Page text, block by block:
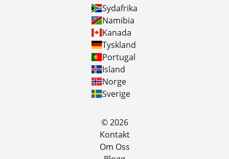
Sydafrika
Namibia
Kanada
Tyskland
Portugal
Island
Norge
Sverige
© 2026
Kontakt
Om Oss